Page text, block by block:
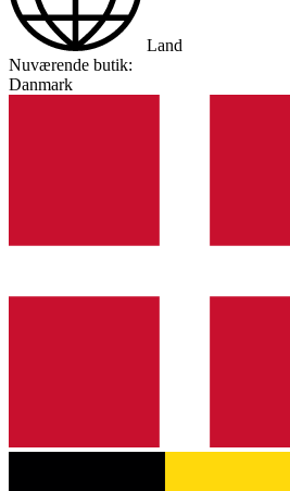
Land
Nuværende butik:
Danmark